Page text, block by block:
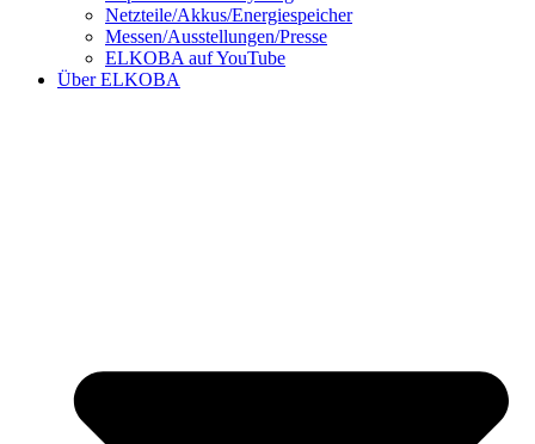
Netzteile/Akkus/Energiespeicher
Messen/Ausstellungen/Presse
ELKOBA auf YouTube
Über ELKOBA